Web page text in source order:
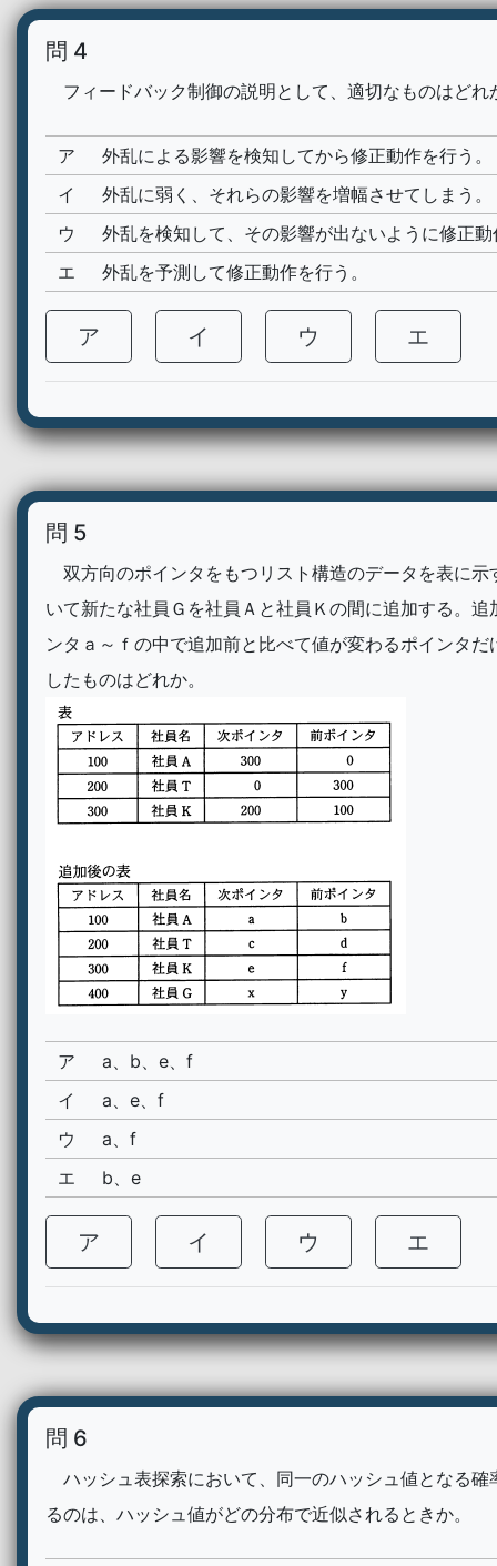
問 4
フィードバック制御の説明として、適切なものはどれ
ア
外乱による影響を検知してから修正動作を行う。
イ
外乱に弱く、それらの影響を増幅させてしまう。
ウ
外乱を検知して、その影響が出ないように修正
エ
外乱を予測して修正動作を行う。
ア イ ウ エ
問 5
双方向のポインタをもつリスト構造のデータを表に示
いて新たな社員Ｇを社員Ａと社員Ｋの間に追加する。追
ンタａ～ｆの中で追加前と比べて値が変わるポインタだ
したものはどれか。
ア
a、b、e、f
イ
a、e、f
ウ
a、f
エ
b、e
ア イ ウ エ
問 6
ハッシュ表探索において、同一のハッシュ値となる確
るのは、ハッシュ値がどの分布で近似されるときか。